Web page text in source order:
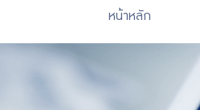
หน้าหลัก